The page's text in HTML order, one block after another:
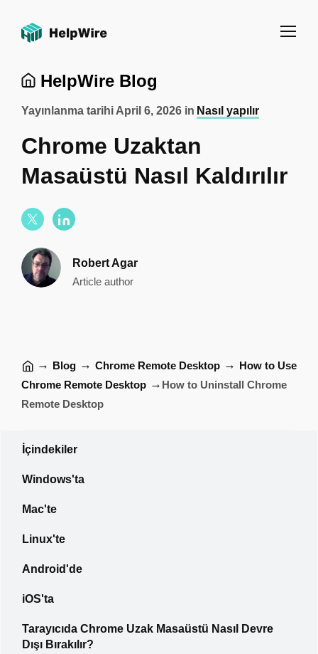
HelpWire Blog
Yayınlanma tarihi April 6, 2026 in Nasıl yapılır
Chrome Uzaktan
Masaüstü Nasıl Kaldırılır
Robert Agar
Article author
→ Blog → Chrome Remote Desktop → How to Use
Chrome Remote Desktop → How to Uninstall Chrome
Remote Desktop
İçindekiler
Windows'ta
Mac'te
Linux'te
Android'de
iOS'ta
Tarayıcıda Chrome Uzak Masaüstü Nasıl Devre
Dışı Bırakılır?